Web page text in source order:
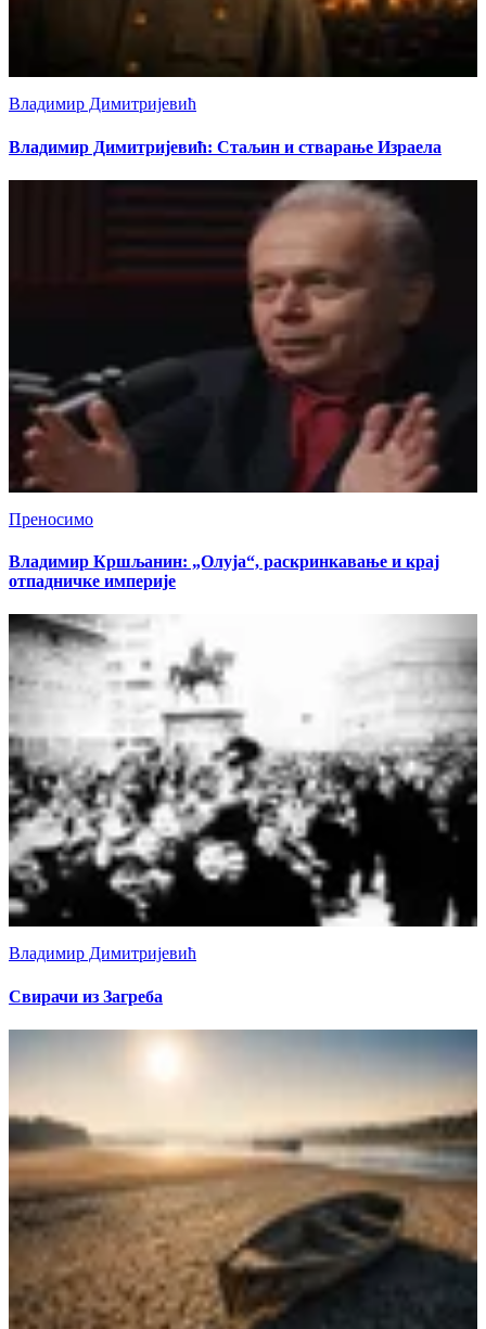
Владимир Димитријевић
Владимир Димитријевић: Стаљин и стварање Израела
Преносимо
Владимир Кршљанин: „Олуја“, раскринкавање и крај
отпадничке империје
Владимир Димитријевић
Свирачи из Загреба